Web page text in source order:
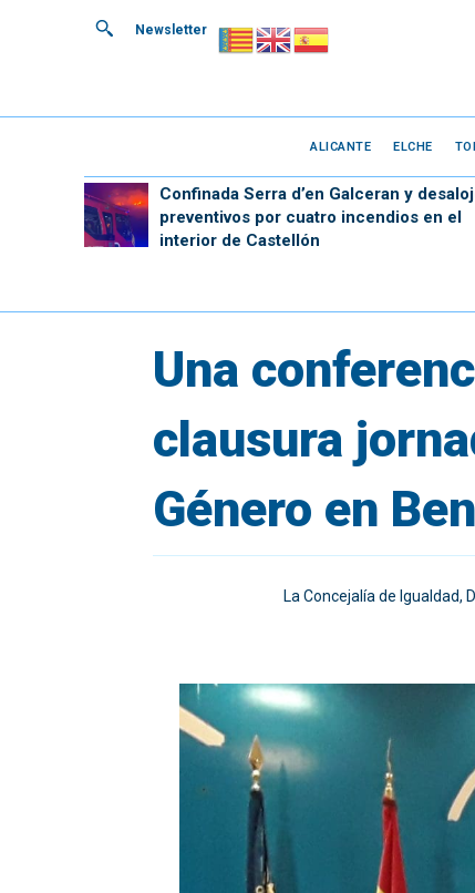
Newsletter
ALICANTE ELCHE
Confinada Serra d’en Galceran y
preventivos por cuatro incendios en el
interior de Castellón
Una
clausura
Género en
La Concejalía de Igualdad,